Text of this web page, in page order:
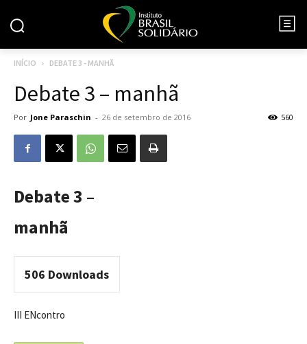
INÍCIO DEBATE 3 - MANHÃ
Debate 3 – manhã
Por Jone Paraschin - 26 de setembro de 2016 560
Debate 3 –
manhã
506 Downloads
III ENcontro